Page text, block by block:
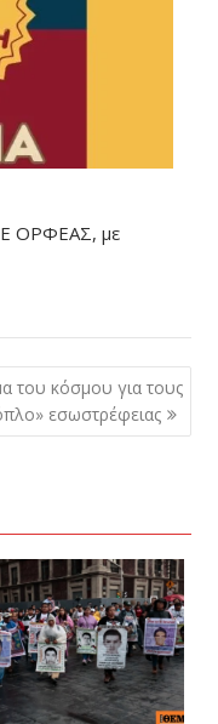
ΟΡΦΕΑΣ, με
του κόσμου για τους
εσωστρέφειας